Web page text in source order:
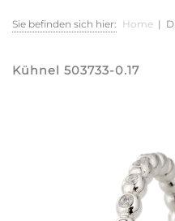
Sie befinden sich hier: Home |
Kühnel 503733-0.17